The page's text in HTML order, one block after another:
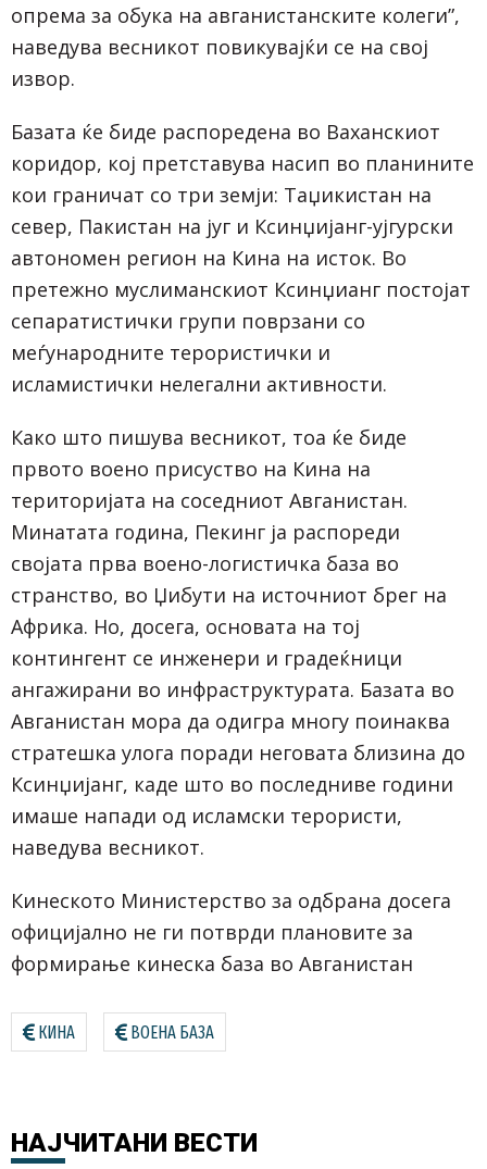
опрема за обука на авганистанските колеги”,
наведува весникот повикувајќи се на свој
извор.
Базата ќе биде распоредена во Ваханскиот
коридор, кој претставува насип во планините
кои граничат со три земји: Таџикистан на
север, Пакистан на југ и Ксинџијанг-ујгурски
автономен регион на Кина на исток. Во
претежно муслиманскиот Ксинџианг постојат
сепаратистички групи поврзани со
меѓународните терористички и
исламистички нелегални активности.
Како што пишува весникот, тоа ќе биде
првото воено присуство на Кина на
територијата на соседниот Авганистан.
Минатата година, Пекинг ја распореди
својата прва воено-логистичка база во
странство, во Џибути на источниот брег на
Африка. Но, досега, основата на тој
контингент се инженери и градеќници
ангажирани во инфраструктурата. Базата во
Авганистан мора да одигра многу поинаква
стратешка улога поради неговата близина до
Ксинџијанг, каде што во последниве години
имаше напади од исламски терористи,
наведува весникот.
Кинеското Министерство за одбрана досега
официјално не ги потврди плановите за
формирање кинеска база во Авганистан
КИНА ВОЕНА БАЗА
НАЈЧИТАНИ ВЕСТИ